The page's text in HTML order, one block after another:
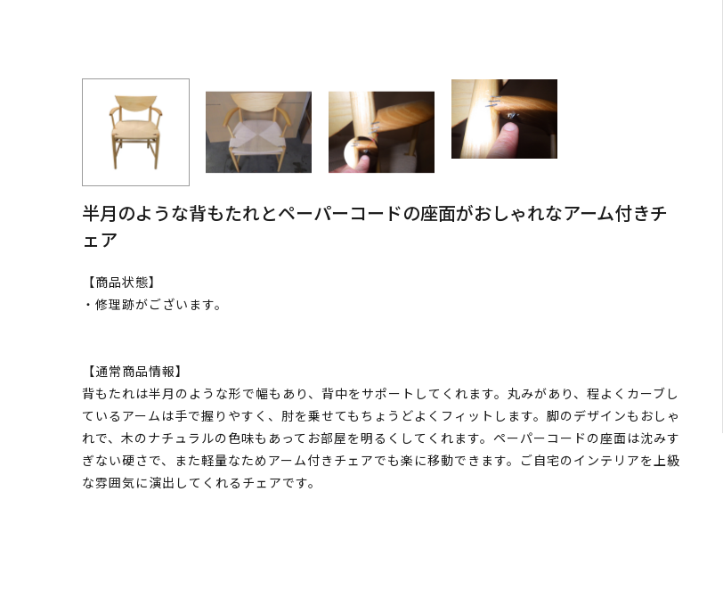
半月のような背もたれとペーパーコードの座面がおしゃれなアーム付きチ
ェア
【商品状態】
・修理跡がございます。
【通常商品情報】
背もたれは半月のような形で幅もあり、背中をサポートしてくれます。丸みがあり、程よくカーブし
ているアームは手で握りやすく、肘を乗せてもちょうどよくフィットします。脚のデザインもおしゃ
れで、木のナチュラルの色味もあってお部屋を明るくしてくれます。ペーパーコードの座面は沈みす
ぎない硬さで、また軽量なためアーム付きチェアでも楽に移動できます。ご自宅のインテリアを上級
な雰囲気に演出してくれるチェアです。